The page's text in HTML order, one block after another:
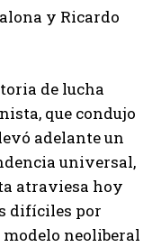
y Ricardo
de lucha
que condujo
adelante un
universal,
atraviesa hoy
difíciles por
neoliberal